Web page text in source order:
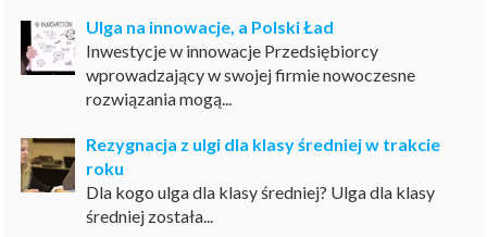
Ulga na innowacje, a Polski Ład
Inwestycje w innowacje Przedsiębiorcy
wprowadzający w swojej firmie nowoczesne
rozwiązania mogą...
Rezygnacja z ulgi dla klasy średniej w trakcie
roku
Dla kogo ulga dla klasy średniej? Ulga dla klasy
średniej została...